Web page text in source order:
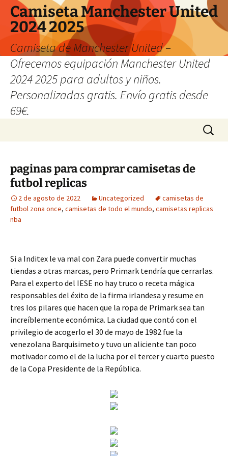
Camiseta Manchester United
2024 2025
Camiseta de Manchester United –
Ofrecemos equipación Manchester United
2024 2025 para adultos y niños.
Personalizadas gratis. Envío gratis desde
69€.
Buscar:
paginas para comprar camisetas de
futbol replicas
2 de agosto de 2022 Uncategorized
camisetas de
futbol zona once, camisetas de todo el mundo, camisetas replicas
nba
Si a Inditex le va mal con Zara puede convertir muchas
tiendas a otras marcas, pero Primark tendría que cerrarlas.
Para el experto del IESE no hay truco o receta mágica
responsables del éxito de la firma irlandesa y resume en
tres los pilares que hacen que la ropa de Primark sea tan
increíblemente económica. La ciudad que contó con el
privilegio de acogerlo el 30 de mayo de 1982 fue la
venezolana Barquisimeto y tuvo un aliciente tan poco
motivador como el de la lucha por el tercer y cuarto puesto
de la Copa Presidente de la República.